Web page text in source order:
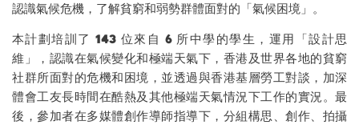
認識氣候危機，了解貧窮和弱勢群體面對的「氣候困境」。
本計劃培訓了 143 位來自 6 所中學的學生，運用「設計思
維」，認識在氣候變化和極端天氣下，香港及世界各地的貧窮
社群所面對的危機和困境，並透過與香港基層勞工對談，加深
體會工友長時間在酷熱及其他極端天氣情況下工作的實況。最
後，參加者在多媒體創作導師指導下，分組構思、創作、拍攝